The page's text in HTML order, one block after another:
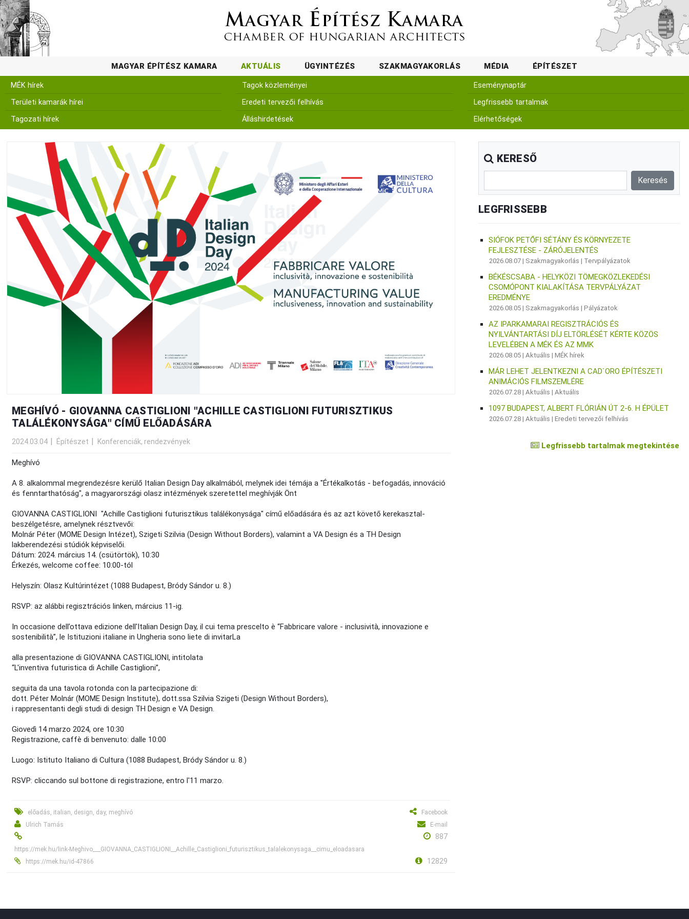
MAGYAR ÉPÍTÉSZ KAMARA AKTUÁLIS ÜGYINTÉZÉS SZAKMAGYAKORLÁS MÉDIA ÉPÍTÉSZET
MÉK hírek
Területi kamarák hírei
Tagozati hírek
Tagok közleményei
Eredeti tervezői felhívás
Álláshirdetések
Eseménynaptár
Legfrissebb tartalmak
Elérhetőségek
MEGHÍVÓ - GIOVANNA CASTIGLIONI "ACHILLE CASTIGLIONI FUTURISZTIKUS
TALÁLÉKONYSÁGA" CÍMŰ ELŐADÁSÁRA
2024.03.04 Építészet Konferenciák, rendezvények
Meghívó
A 8. alkalommal megrendezésre kerülő Italian Design Day alkalmából, melynek idei témája a "Értékalkotás - befogadás, innováció
és fenntarthatóság", a magyarországi olasz intézmények szeretettel meghívják Önt
GIOVANNA CASTIGLIONI "Achille Castiglioni futurisztikus találékonysága" című előadására és az azt követő kerekasztal-
beszélgetésre, amelynek résztvevői:
Molnár Péter (MOME Design Intézet), Szigeti Szilvia (Design Without Borders), valamint a VA Design és a TH Design
lakberendezési stúdiók képviselői.
Dátum: 2024. március 14. (csütörtök), 10:30
Érkezés, welcome coffee: 10:00-tól
Helyszín: Olasz Kultúrintézet (1088 Budapest, Bródy Sándor u. 8.)
RSVP: az alábbi regisztrációs linken, március 11-ig.
In occasione dell’ottava edizione dell'Italian Design Day, il cui tema prescelto è “Fabbricare valore - inclusività, innovazione e
sostenibilità”, le Istituzioni italiane in Ungheria sono liete di invitarLa
alla presentazione di GIOVANNA CASTIGLIONI, intitolata
“L'inventiva futuristica di Achille Castiglioni”,
seguita da una tavola rotonda con la partecipazione di:
dott. Péter Molnár (MOME Design Institute), dott.ssa Szilvia Szigeti (Design Without Borders),
i rappresentanti degli studi di design TH Design e VA Design.
Giovedì 14 marzo 2024, ore 10:30
Registrazione, caffè di benvenuto: dalle 10:00
Luogo: Istituto Italiano di Cultura (1088 Budapest, Bródy Sándor u. 8.)
RSVP: cliccando sul bottone di registrazione, entro l'11 marzo.
előadás, italian, design, day, meghívó
Facebook
Ulrich Tamás
E-mail
https://mek.hu/link-Meghivo___GIOVANNA_CASTIGLIONI__Achille_Castiglioni_futurisztikus_talalekonysaga__cimu_eloadasara
887
https://mek.hu/id-47866 12829
KERESŐ
LEGFRISSEBB
SIÓFOK PETŐFI SÉTÁNY ÉS KÖRNYEZETE
FEJLESZTÉSE - ZÁRÓJELENTÉS
2026.08.07 | Szakmagyakorlás | Tervpályázatok
BÉKÉSCSABA - HELYKÖZI TÖMEGKÖZLEKEDÉSI
CSOMÓPONT KIALAKÍTÁSA TERVPÁLYÁZAT
EREDMÉNYE
2026.08.05 | Szakmagyakorlás |Pályázatok
AZ IPARKAMARAI REGISZTRÁCIÓS ÉS
NYILVÁNTARTÁSI DÍJ ELTÖRLÉSÉT KÉRTE KÖZÖS
LEVELÉBEN A MÉK ÉS AZ MMK
2026.08.05 |Aktuális |MÉK hírek
MÁR LEHET JELENTKEZNI A CAD`ORO ÉPÍTÉSZETI
ANIMÁCIÓS FILMSZEMLÉRE
2026.07.28 |Aktuális |Aktuális
1097 BUDAPEST, ALBERT FLÓRIÁN ÚT 2-6. H ÉPÜLET
2026.07.28 |Aktuális |Eredeti tervezői felhívás
Legfrissebb tartalmak megtekintése